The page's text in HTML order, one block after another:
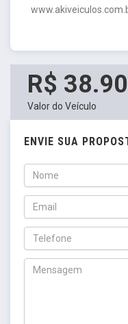
R$
Valor do Veículo
ENVIE SUA